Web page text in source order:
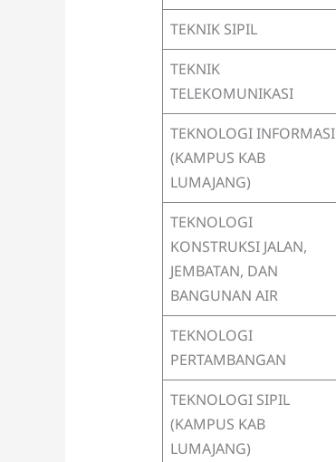
TEKNIK SIPIL
TEKNIK
TELEKOMUNIKASI
TEKNOLOGI INFORMASI
(KAMPUS KAB
LUMAJANG)
TEKNOLOGI
KONSTRUKSI JALAN,
JEMBATAN, DAN
BANGUNAN AIR
TEKNOLOGI
PERTAMBANGAN
TEKNOLOGI SIPIL
(KAMPUS KAB
LUMAJANG)